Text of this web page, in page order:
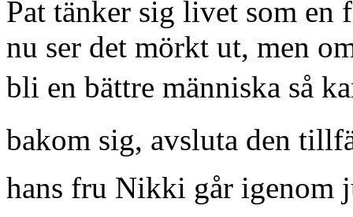
Pat tänker sig livet som en
nu ser det mörkt ut, men
bli en bättre människa så
bakom sig, avsluta den
hans fru Nikki går igenom